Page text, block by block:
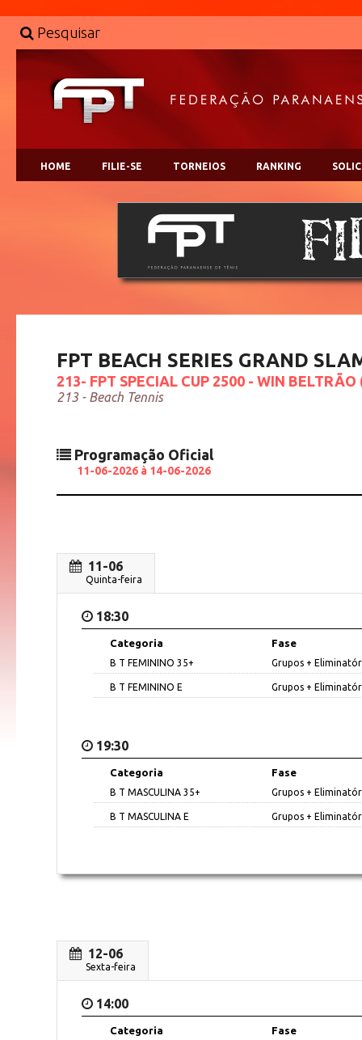
Pesquisar
HOME FILIE-SE TORNEIOS RANKING
FPT BEACH SERIES GRAND
213- FPT SPECIAL CUP 2500 - WIN
213 - Beach Tennis
Programação Oficial
11-06-2026 à 14-06-2026
11-06
Quinta-feira
18:30
Categoria Fase
B T FEMININO 35+ Grupos +
B T FEMININO E Grupos +
19:30
Categoria Fase
B T MASCULINA 35+ Grupos +
B T MASCULINA E Grupos +
12-06
Sexta-feira
14:00
Categoria Fase